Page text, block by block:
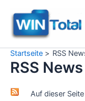
Inhalt
springen
Startseite RSS
RSS News
Auf dieser